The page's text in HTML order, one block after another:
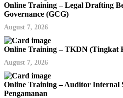
Online Training – Legal Drafting
Governance (GCG)
August 7, 2026
Online Training – TKDN (Tingkat
August 7, 2026
Online Training – Auditor Internal
Pengamanan